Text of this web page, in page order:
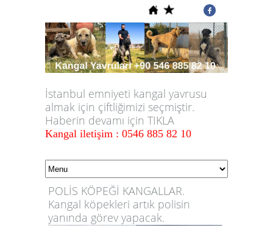
İstanbul emniyeti kangal yavrusu
almak için çiftliğimizi seçmiştir.
Haberin devamı için TIKLA
Kangal iletişim : 0546 885 82 10
POLİS KÖPEĞİ KANGALLAR.
Kangal köpekleri artık polisin
yanında görev yapacak.